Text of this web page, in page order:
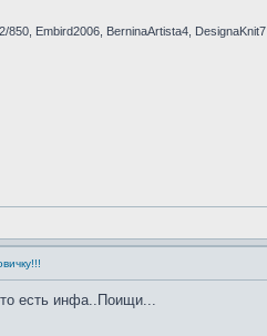
850, Embird2006, BerninaArtista4, DesignaKnit7
есть инфа..Поищи...